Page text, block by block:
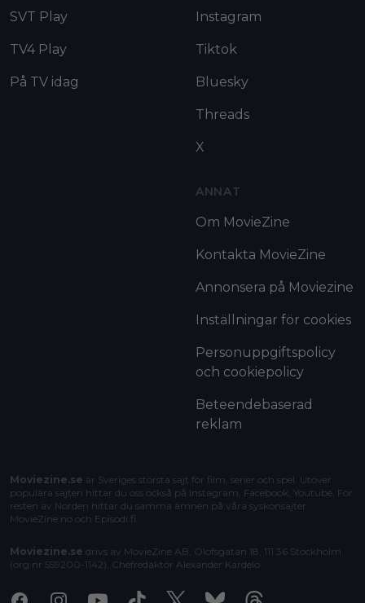
SVT Play
TV4 Play
På TV idag
Instagram
Tiktok
Bluesky
Threads
X
ANNAT
Om MovieZine
Kontakta MovieZine
Annonsera på Moviezine
Inställningar för cookies
Personuppgiftspolicy
och cookiepolicy
Beteendebaserad
reklam
Moviezine.se är Sveriges största sajt för film, serier och spel. Utöver
populära sajten hittar du oss också på Instagram, Facebook, Youtube. För
resten av Norden hittar du samma ämnen på våra syskonsajter
MovieZine.no och Episodi.fi
Moviezine.se drivs av MovieZine AB, Olofsgatan 18, 111 36 Stockholm
(org.nr 559200-1142). Chefredaktör Alexander Kardelo
FacebookInstagramYoutubeTiktok X BlueskyThreads